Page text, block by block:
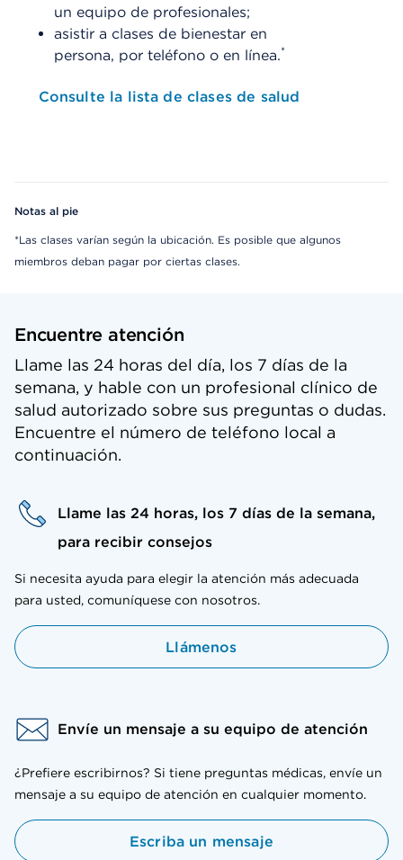
un equipo de profesionales;
asistir a clases de bienestar en
persona, por teléfono o en línea.*
Consulte la lista de clases de salud
Notas al pie
*Las clases varían según la ubicación. Es posible que algunos
miembros deban pagar por ciertas clases.
Encuentre atención
Llame las 24 horas del día, los 7 días de la
semana, y hable con un profesional clínico de
salud autorizado sobre sus preguntas o dudas.
Encuentre el número de teléfono local a
continuación.
Llame las 24 horas, los 7 días de la semana,
para recibir consejos
Si necesita ayuda para elegir la atención más adecuada
para usted, comuníquese con nosotros.
Llámenos
Envíe un mensaje a su equipo de atención
¿Prefiere escribirnos? Si tiene preguntas médicas, envíe un
mensaje a su equipo de atención en cualquier momento.
Escriba un mensaje